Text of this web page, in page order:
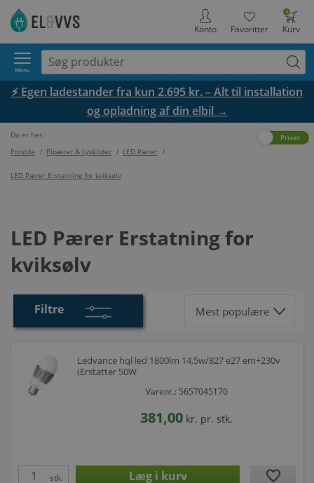
0
Kurv
Favoritter
Konto
Menu
⚡ Egen ladestander fra kun 2.695 kr. – Alt til installation
og opladning af din elbil →
Du er her:
Forside / Elpærer & Lyskilder / LED Pærer /
LED Pærer Erstatning for kviksølv
Privat
LED Pærer Erstatning for
kviksølv
Filtre
Ledvance hql led 1800lm 14,5w/827 e27 em+230v
(Erstatter 50W
Varenr.: 5657045170
381,00 kr. pr. stk.
stk. favorite